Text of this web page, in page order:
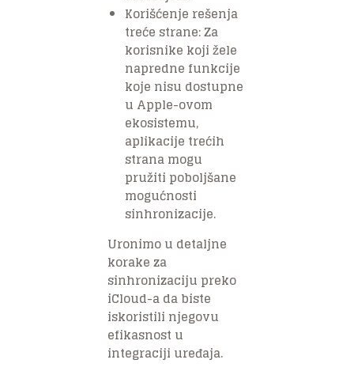
Korišćenje rešenja
treće strane: Za
korisnike koji žele
napredne funkcije
koje nisu dostupne
u Apple-ovom
ekosistemu,
aplikacije trećih
strana mogu
pružiti poboljšane
mogućnosti
sinhronizacije.
Uronimo u detaljne
korake za
sinhronizaciju preko
iCloud-a da biste
iskoristili njegovu
efikasnost u
integraciji uređaja.